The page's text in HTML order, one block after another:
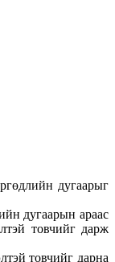
дугаарыг
дугаарын араас
товчийг дарж
товчийг дарна